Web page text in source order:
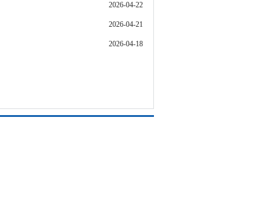
2026-04-22
2026-04-21
2026-04-18